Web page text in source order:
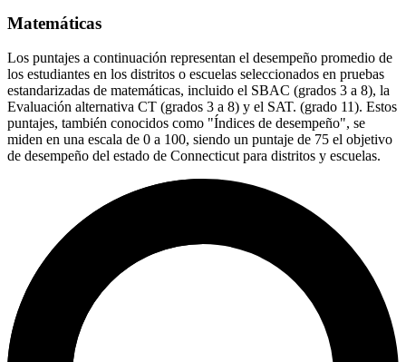
Matemáticas
Los puntajes a continuación representan el desempeño promedio de
los estudiantes en los distritos o escuelas seleccionados en pruebas
estandarizadas de matemáticas, incluido el SBAC (grados 3 a 8), la
Evaluación alternativa CT (grados 3 a 8) y el SAT. (grado 11). Estos
puntajes, también conocidos como "Índices de desempeño", se
miden en una escala de 0 a 100, siendo un puntaje de 75 el objetivo
de desempeño del estado de Connecticut para distritos y escuelas.